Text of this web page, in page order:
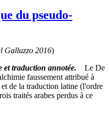
du pseudo-
Galluzzo 2016)
et traduction annotée. Le De
faussement attribué à
de la traduction latine (l'ordre
traités arabes perdus à ce